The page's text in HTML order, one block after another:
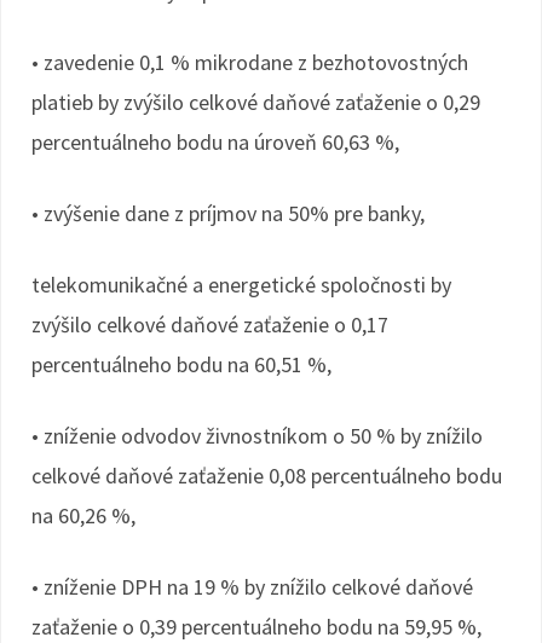
• zavedenie 0,1 % mikrodane z bezhotovostných
platieb by zvýšilo celkové daňové zaťaženie o 0,29
percentuálneho bodu na úroveň 60,63 %,
• zvýšenie dane z príjmov na 50% pre banky,
telekomunikačné a energetické spoločnosti by
zvýšilo celkové daňové zaťaženie o 0,17
percentuálneho bodu na 60,51 %,
• zníženie odvodov živnostníkom o 50 % by znížilo
celkové daňové zaťaženie 0,08 percentuálneho bodu
na 60,26 %,
• zníženie DPH na 19 % by znížilo celkové daňové
zaťaženie o 0,39 percentuálneho bodu na 59,95 %,